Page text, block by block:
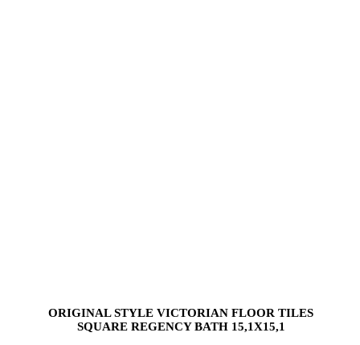
ORIGINAL STYLE VICTORIAN FLOOR TILES
SQUARE REGENCY BATH 15,1X15,1